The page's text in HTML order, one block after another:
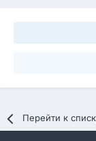
Перейти к